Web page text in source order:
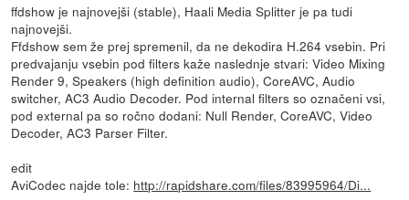
ffdshow je najnovejši (stable), Haali Media Splitter je pa tudi
najnovejši.
Ffdshow sem že prej spremenil, da ne dekodira H.264 vsebin. Pri
predvajanju vsebin pod filters kaže naslednje stvari: Video Mixing
Render 9, Speakers (high definition audio), CoreAVC, Audio
switcher, AC3 Audio Decoder. Pod internal filters so označeni vsi,
pod external pa so ročno dodani: Null Render, CoreAVC, Video
Decoder, AC3 Parser Filter.
edit
AviCodec najde tole: http://rapidshare.com/files/83995964/Di...